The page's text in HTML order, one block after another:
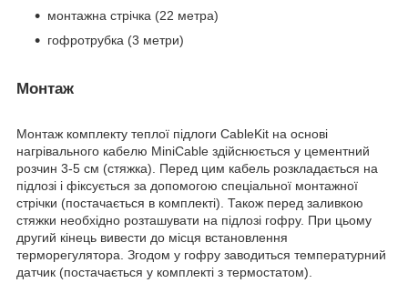
монтажна стрічка (22 метра)
гофротрубка (3 метри)
Монтаж
Монтаж комплекту теплої підлоги CableKit на основі
нагрівального кабелю MiniCable здійснюється у цементний
розчин 3-5 см (стяжка). Перед цим кабель розкладається на
підлозі і фіксується за допомогою спеціальної монтажної
стрічки (постачається в комплекті). Також перед заливкою
стяжки необхідно розташувати на підлозі гофру. При цьому
другий кінець вивести до місця встановлення
терморегулятора. Згодом у гофру заводиться температурний
датчик (постачається у комплекті з термостатом).